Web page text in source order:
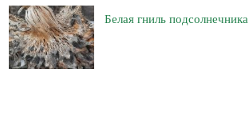
Белая гниль подсолнечника